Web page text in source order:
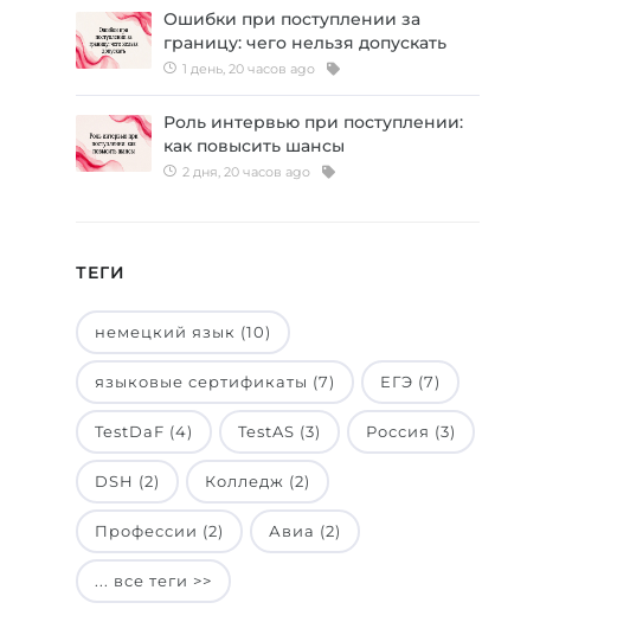
Ошибки при поступлении за
границу: чего нельзя допускать
1 день, 20 часов ago
Роль интервью при поступлении:
как повысить шансы
2 дня, 20 часов ago
ТЕГИ
немецкий язык (10)
языковые сертификаты (7) ЕГЭ (7)
TestDaF (4) TestAS (3) Россия (3)
DSH (2) Колледж (2)
Профессии (2) Авиа (2)
... все теги >>